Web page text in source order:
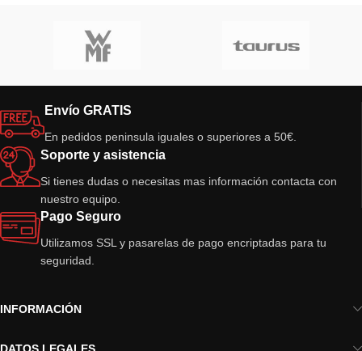
Envío GRATIS
En pedidos peninsula iguales o superiores a 50€.
Soporte y asistencia
Si tienes dudas o necesitas mas información contacta con
nuestro equipo.
Pago Seguro
Utilizamos SSL y pasarelas de pago encriptadas para tu
seguridad.
INFORMACIÓN
DATOS LEGALES